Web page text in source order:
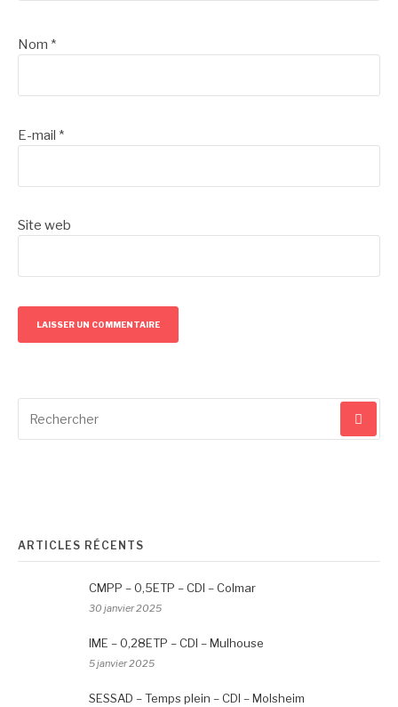
Nom *
E-mail *
Site web
pour
ARTICLES RÉCENTS
CMPP – 0,5ETP – CDI – Colmar
30 janvier 2025
IME – 0,28ETP – CDI – Mulhouse
5 janvier 2025
SESSAD – Temps plein – CDI – Molsheim